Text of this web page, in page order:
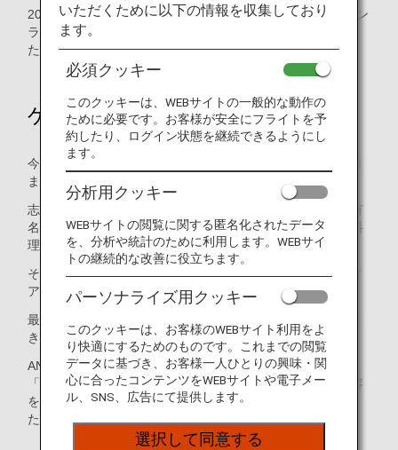
2024年8月に第3回目となるフォーラムを開催し、対面・オン
ライン含め300名を超えるANAグループ社員が参加しまし
た。
ゲストはタサン志麻さん
今回はタサン志麻さん（料理専門家政婦）にご登壇いただき
ました。
志麻さんは、料理専門学校を卒業した後、フランスへ渡り有
名店で修行し、帰国後も日本の老舗フランス料理店等にて料
理人として計15年ほど勤めました。
その後結婚を機に家政婦へ転身し、現在は本業に加えメディ
アへの出演や著書の出版等で活躍の幅を広げています。
最近では築120年の古民家に一家で引越し、自然とともに生
きるその豊かな暮らしの様子も反響を呼んでいます。
ANAグループが掲げている中長期環境目標の3本柱のひとつ
「食品廃棄率削減」について、日常生活から社員の行動変容
を促すべく、フードロス対策を中心にお話しいただきまし
た。
いただくために以下の情報を収集しており
ます。
必須クッキー
このクッキーは、WEBサイトの一般的な動作の
ために必要です。お客様が安全にフライトを予
約したり、ログイン状態を継続できるようにし
ます。
分析用クッキー
WEBサイトの閲覧に関する匿名化されたデータ
を、分析や統計のために利用します。WEBサイ
トの継続的な改善に役立ちます。
パーソナライズ用クッキー
このクッキーは、お客様のWEBサイト利用をよ
り快適にするためのものです。これまでの閲覧
データに基づき、お客様一人ひとりの興味・関
心に合ったコンテンツをWEBサイトや電子メー
ル、SNS、広告にて提供します。
選択して同意する